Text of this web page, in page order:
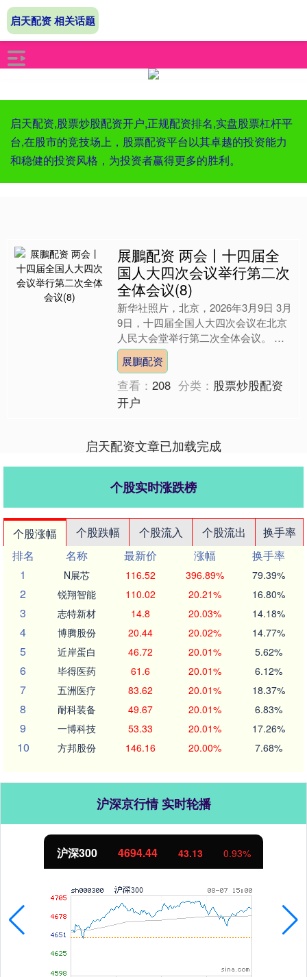
启天配资,股票炒股配资开户,正规配资排名,实盘股票杠杆平
台,在股市的竞技场上，股票配资平台以其卓越的投资能力
和稳健的投资风格，为投资者赢得更多的胜利。
启天配资 相关话题
展鵬配资 两会丨十四届全
国人大四次会议举行第二次
全体会议(8)
新华社照片，北京，2026年3月9日 3月
9日，十四届全国人大四次会议在北京
人民大会堂举行第二次全体会议。 新
华社记者 饶爱民 摄....
展鵬配资
查看：208 分类： 股票炒股配资
开户
启天配资文章已加载完成
个股实时涨跌榜
个股涨幅 个股跌幅 个股流入 个股流出
换手率
排名
名称 最新价 涨幅
换手率
1
N展芯 116.52 396.89% 79.39%
2 锐翔智能 110.02 20.21% 16.80%
3 志特新材 14.8 20.03% 14.18%
4 博腾股份 20.44 20.02% 14.77%
5 近岸蛋白 46.72 20.01% 5.62%
6 毕得医药 61.6 20.01% 6.12%
7 五洲医疗 83.62 20.01% 18.37%
8 耐科装备 49.67 20.01% 6.83%
9 一博科技 53.33 20.01% 17.26%
10 方邦股份 146.16 20.00% 7.68%
沪深京行情 实时轮播
0.93% 北证50 1134.24